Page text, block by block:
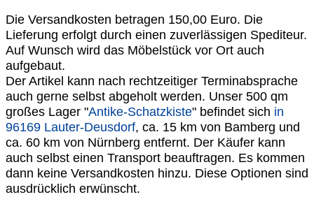
Die Versandkosten betragen 150,00 Euro. Die
Lieferung erfolgt durch einen zuverlässigen Spediteur.
Auf Wunsch wird das Möbelstück vor Ort auch
aufgebaut.
Der Artikel kann nach rechtzeitiger Terminabsprache
auch gerne selbst abgeholt werden. Unser 500 qm
großes Lager "Antike-Schatzkiste" befindet sich in
96169 Lauter-Deusdorf, ca. 15 km von Bamberg und
ca. 60 km von Nürnberg entfernt. Der Käufer kann
auch selbst einen Transport beauftragen. Es kommen
dann keine Versandkosten hinzu. Diese Optionen sind
ausdrücklich erwünscht.